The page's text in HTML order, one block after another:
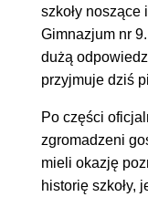
szkoły
Gimnazjum nr
dużą
przyjmuje dziś
Po części
zgromadzeni
mieli okazję
historię szkoły,